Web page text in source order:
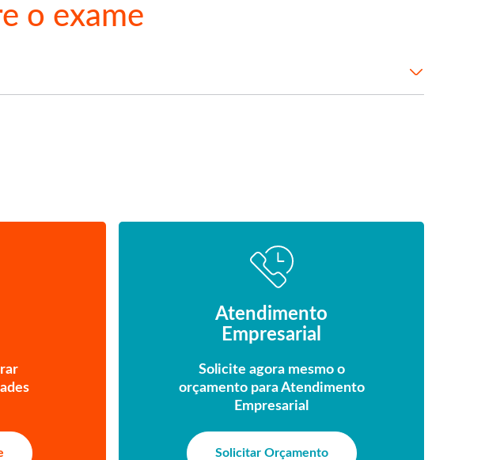
o exame
Atendimento
Empresarial
Solicite agora mesmo o
orçamento para Atendimento
Empresarial
Solicitar Orçamento